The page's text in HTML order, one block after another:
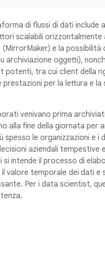
di flussi di dati include
scalabili orizzontalmente
e la possibilità
archiviazione oggetti),
potenti, tra cui client della
per la lettura e la
venivano prima
alla fine della giornata per
spesso le organizzazioni e i
aziendali tempestive e
si intende il processo di
valore temporale dei dati e
Per i data scientist,